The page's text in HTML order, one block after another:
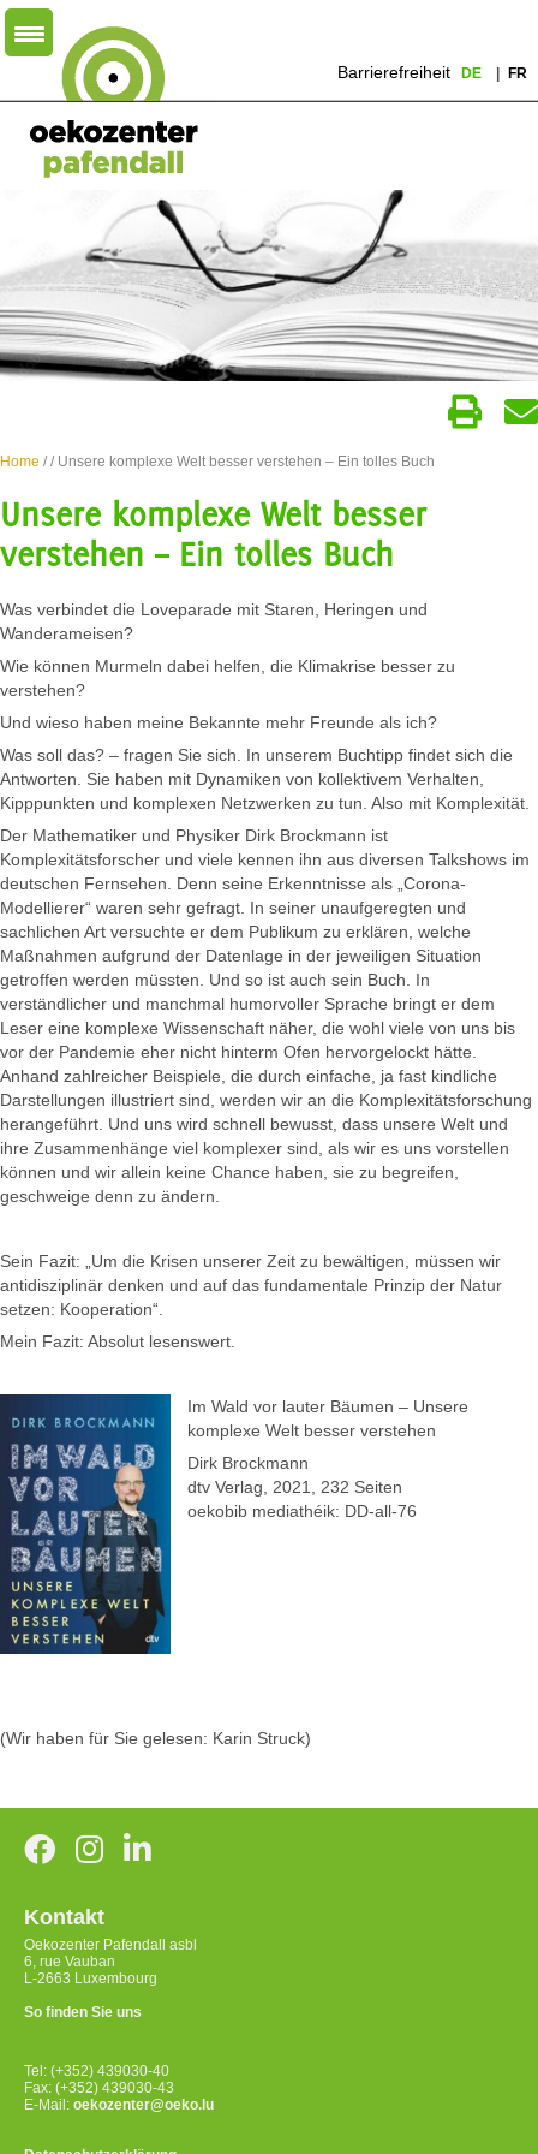
Barrierefreiheit DE FR
Home // Unsere komplexe Welt besser verstehen – Ein tolles Buch
Unsere komplexe Welt besser
verstehen – Ein tolles Buch
Was verbindet die Loveparade mit Staren, Heringen und
Wanderameisen?
Wie können Murmeln dabei helfen, die Klimakrise besser zu
verstehen?
Und wieso haben meine Bekannte mehr Freunde als ich?
Was soll das? – fragen Sie sich. In unserem Buchtipp findet sich die
Antworten. Sie haben mit Dynamiken von kollektivem Verhalten,
Kipppunkten und komplexen Netzwerken zu tun. Also mit Komplexität.
Der Mathematiker und Physiker Dirk Brockmann ist
Komplexitätsforscher und viele kennen ihn aus diversen Talkshows im
deutschen Fernsehen. Denn seine Erkenntnisse als „Corona-
Modellierer“ waren sehr gefragt. In seiner unaufgeregten und
sachlichen Art versuchte er dem Publikum zu erklären, welche
Maßnahmen aufgrund der Datenlage in der jeweiligen Situation
getroffen werden müssten. Und so ist auch sein Buch. In
verständlicher und manchmal humorvoller Sprache bringt er dem
Leser eine komplexe Wissenschaft näher, die wohl viele von uns bis
vor der Pandemie eher nicht hinterm Ofen hervorgelockt hätte.
Anhand zahlreicher Beispiele, die durch einfache, ja fast kindliche
Darstellungen illustriert sind, werden wir an die Komplexitätsforschung
herangeführt. Und uns wird schnell bewusst, dass unsere Welt und
ihre Zusammenhänge viel komplexer sind, als wir es uns vorstellen
können und wir allein keine Chance haben, sie zu begreifen,
geschweige denn zu ändern.
Sein Fazit: „Um die Krisen unserer Zeit zu bewältigen, müssen wir
antidisziplinär denken und auf das fundamentale Prinzip der Natur
setzen: Kooperation“.
Mein Fazit: Absolut lesenswert.
Im Wald vor lauter Bäumen – Unsere
komplexe Welt besser verstehen
Dirk Brockmann
dtv Verlag, 2021, 232 Seiten
oekobib mediathéik: DD-all-76
(Wir haben für Sie gelesen: Karin Struck)
Kontakt
Oekozenter Pafendall asbl
6, rue Vauban
L-2663 Luxembourg
So finden Sie uns
Tel: (+352) 439030-40
Fax: (+352) 439030-43
E-Mail: oekozenter@oeko.lu